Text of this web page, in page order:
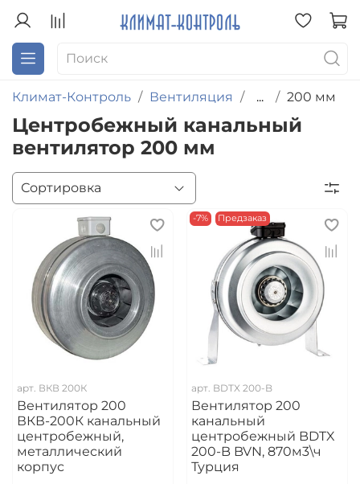
Климат-Контроль Вентиляция ... 200 мм
Центробежный канальный
вентилятор 200 мм
арт. ВКВ 200К
Вентилятор 200
ВКВ-200К канальный
центробежный,
металлический
корпус
-7% Предзаказ
арт. BDTX 200-B
Вентилятор 200
канальный
центробежный BDTX
200-B BVN, 870м3\ч
Турция